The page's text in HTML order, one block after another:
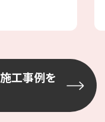
工事例を